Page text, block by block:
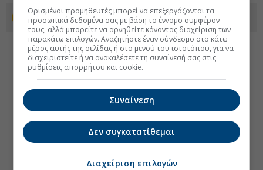
Προσθέστε το euro2day.gr στο Discover
Ορισμένοι προμηθευτές μπορεί να επεξεργάζονται τα
προσωπικά δεδομένα σας με βάση το έννομο συμφέρον
τους, αλλά μπορείτε να αρνηθείτε κάνοντας διαχείριση των
παρακάτω επιλογών. Αναζητήστε έναν σύνδεσμο στο κάτω
μέρος αυτής της σελίδας ή στο μενού του ιστοτόπου, για να
διαχειριστείτε ή να ανακαλέσετε τη συναίνεσή σας στις
ρυθμίσεις απορρήτου και cookie.
Συναίνεση
Δεν συγκατατίθεμαι
Διαχείριση επιλογών